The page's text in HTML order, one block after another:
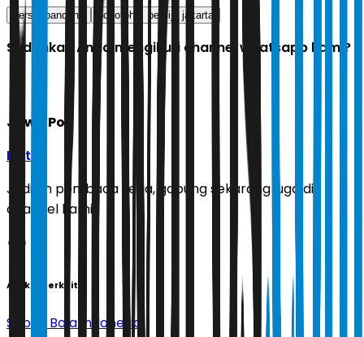
persib bandung bobotoh persija jakarta
Sudahkah Anda mengikuti channel whatsapp kami?
Jawa Pos
Ikuti
Jadilah pembaca setia, gabung sekarang juga di
channel kami!
Artikel Terkait
Sepak Bola Indonesia